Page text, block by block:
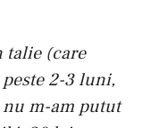
talie (care
2-3 luni,
nu m-am putut